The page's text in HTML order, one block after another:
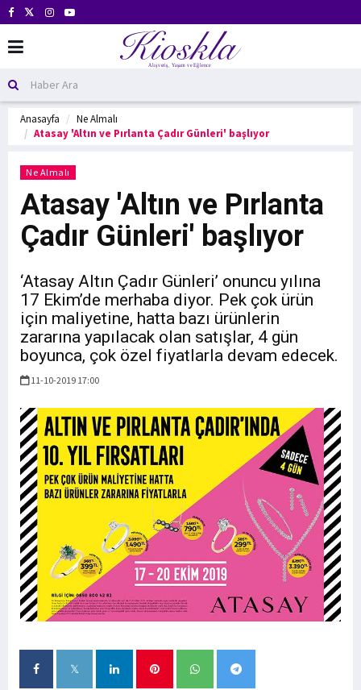
Anasayfa
Ne Almalı
Atasay 'Altın ve Pırlanta Çadır Günleri' başlıyor
Ne Almalı
Atasay 'Altın ve Pırlanta
Çadır Günleri' başlıyor
‘Atasay Altın Çadır Günleri’ onuncu yılına
17 Ekim’de merhaba diyor. Pek çok ürün
için maliyetine, hatta bazı ürünlerin
zararına yapılacak olan satışlar, 4 gün
boyunca, çok özel fiyatlarla devam edecek.
11-10-2019 17:00